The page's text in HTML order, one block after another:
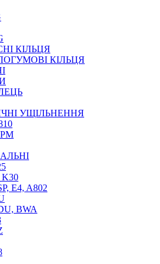
ДЛЯ ШПРИЦІВ
КІЛЬЦЯ
КІЛЬЦЯ
УЩІЛЬНЕННЯ
K30
E4, A802
BWA